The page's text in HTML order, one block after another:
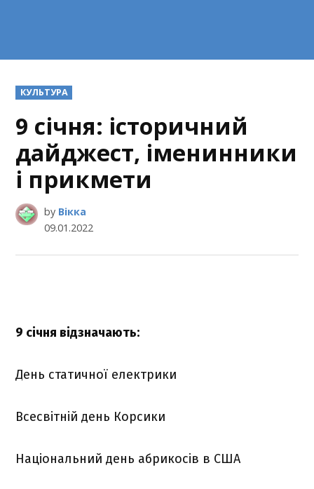
POSTED
IN
КУЛЬТУРА
9 січня: історичний
дайджест, іменинники
і прикмети
by Вікка
09.01.2022
9 січня відзначають:
День статичної електрики
Всесвітній день Корсики
Національний день абрикосів в США